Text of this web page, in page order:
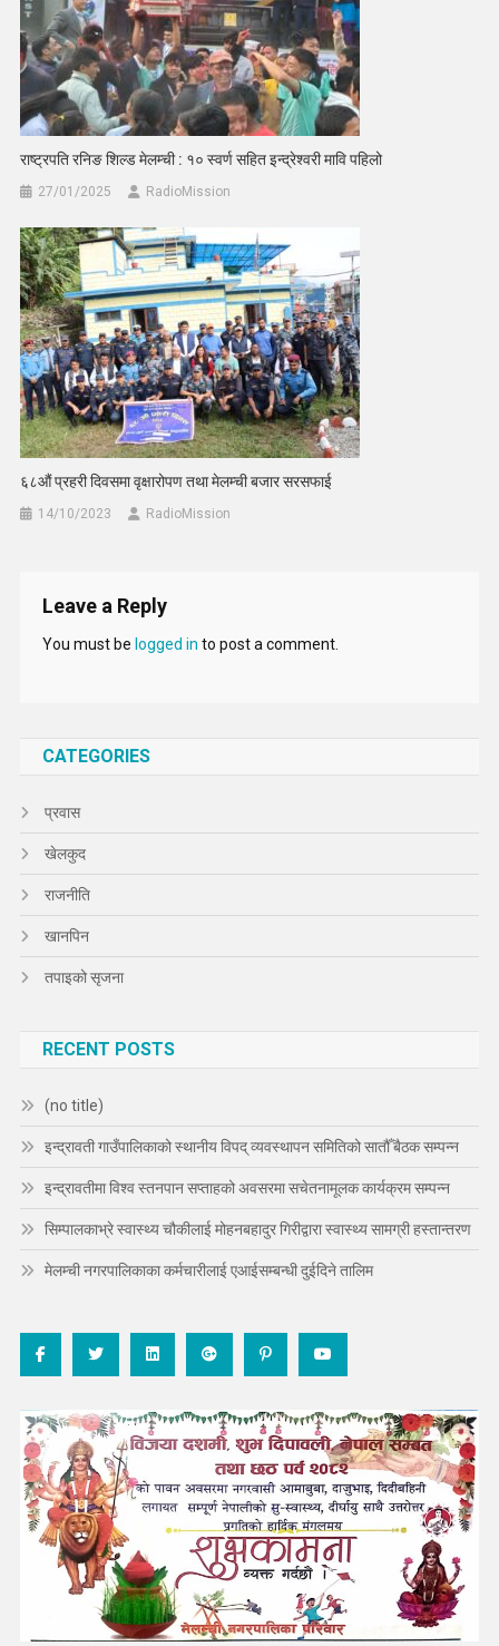
राष्ट्रपति रनिङ शिल्ड मेलम्ची : १० स्वर्ण सहित इन्द्रेश्वरी मावि पहिलो
27/01/2025 RadioMission
६८औं प्रहरी दिवसमा वृक्षारोपण तथा मेलम्ची बजार सरसफाई
14/10/2023 RadioMission
Leave a Reply
You must be logged in to post a comment.
CATEGORIES
प्रवास
खेलकुद
राजनीति
खानपिन
तपाइको सृजना
RECENT POSTS
(no title)
इन्द्रावती गाउँपालिकाको स्थानीय विपद् व्यवस्थापन समितिको सातौँ बैठक सम्पन्न
इन्द्रावतीमा विश्व स्तनपान सप्ताहको अवसरमा सचेतनामूलक कार्यक्रम सम्पन्न
सिम्पालकाभ्रे स्वास्थ्य चौकीलाई मोहनबहादुर गिरीद्वारा स्वास्थ्य सामग्री हस्तान्तरण
मेलम्ची नगरपालिकाका कर्मचारीलाई एआईसम्बन्धी दुईदिने तालिम